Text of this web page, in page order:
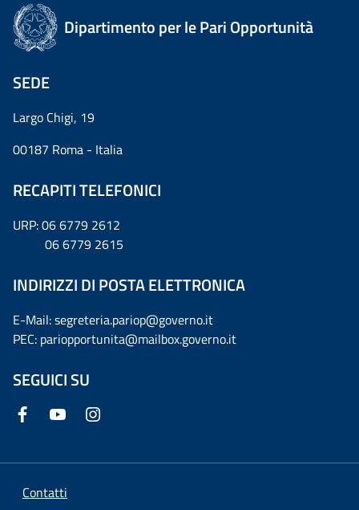
Dipartimento per le Pari Opportunità
SEDE
Largo Chigi, 19
00187 Roma - Italia
RECAPITI TELEFONICI
URP: 06 6779 2612
06 6779 2615
INDIRIZZI DI POSTA ELETTRONICA
E-Mail: segreteria.pariop@governo.it
PEC: pariopportunita@mailbox.governo.it
SEGUICI SU
Contatti